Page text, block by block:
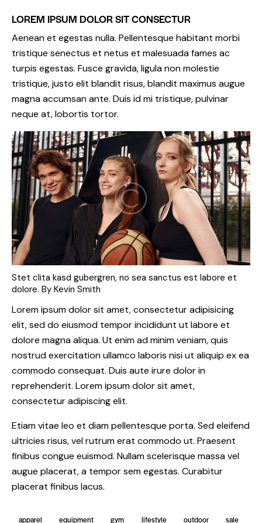
LOREM IPSUM DOLOR SIT CONSECTUR
Aenean et egestas nulla. Pellentesque habitant morbi
tristique senectus et netus et malesuada fames ac
turpis egestas. Fusce gravida, ligula non molestie
tristique, justo elit blandit risus, blandit maximus augue
magna accumsan ante. Duis id mi tristique, pulvinar
neque at, lobortis tortor.
Stet clita kasd gubergren, no sea sanctus est labore et
dolore. By Kevin Smith
Lorem ipsum dolor sit amet, consectetur adipisicing
elit, sed do eiusmod tempor incididunt ut labore et
dolore magna aliqua. Ut enim ad minim veniam, quis
nostrud exercitation ullamco laboris nisi ut aliquip ex ea
commodo consequat. Duis aute irure dolor in
reprehenderit. Lorem ipsum dolor sit amet,
consectetur adipiscing elit.
Etiam vitae leo et diam pellentesque porta. Sed eleifend
ultricies risus, vel rutrum erat commodo ut. Praesent
finibus congue euismod. Nullam scelerisque massa vel
augue placerat, a tempor sem egestas. Curabitur
placerat finibus lacus.
apparel equipment gym lifestyle outdoor sale